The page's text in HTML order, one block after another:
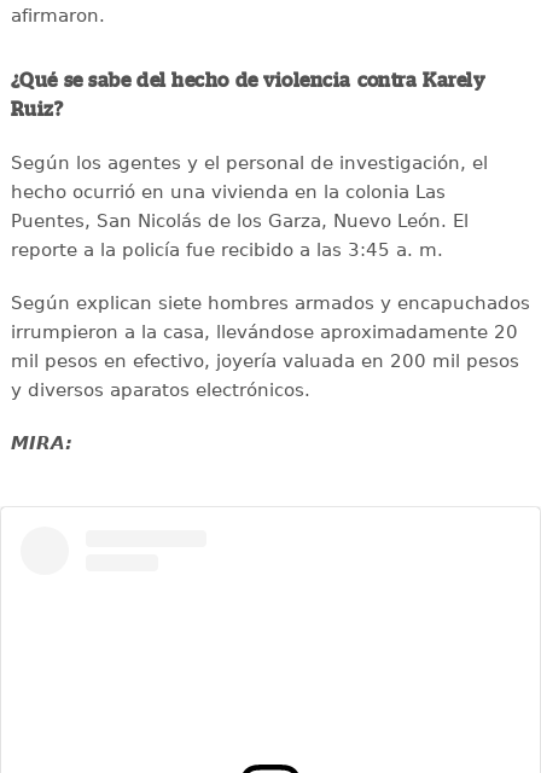
afirmaron.
¿Qué se sabe del hecho de violencia contra Karely
Ruiz?
Según los agentes y el personal de investigación, el
hecho ocurrió en una vivienda en la colonia Las
Puentes, San Nicolás de los Garza, Nuevo León. El
reporte a la policía fue recibido a las 3:45 a. m.
Según explican siete hombres armados y encapuchados
irrumpieron a la casa, llevándose aproximadamente 20
mil pesos en efectivo, joyería valuada en 200 mil pesos
y diversos aparatos electrónicos.
MIRA: